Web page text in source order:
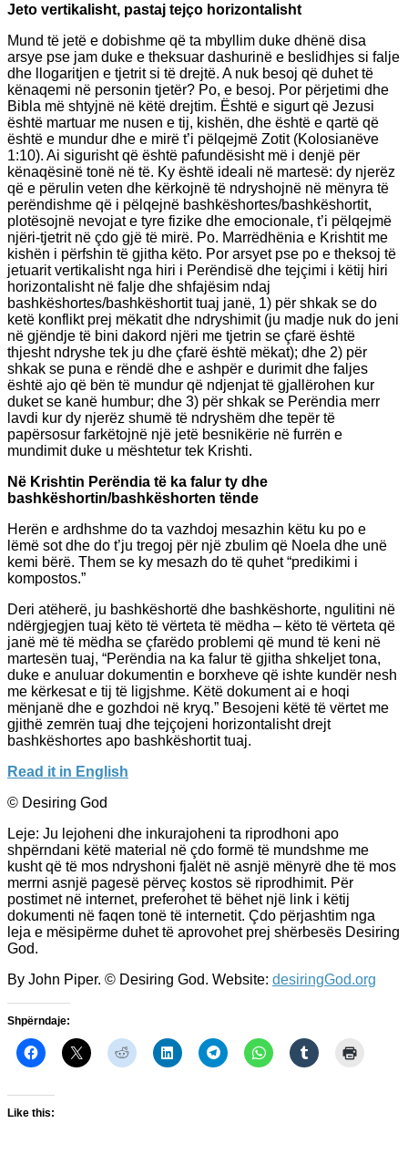
Jeto vertikalisht, pastaj tejço horizontalisht
Mund të jetë e dobishme që ta mbyllim duke dhënë disa
arsye pse jam duke e theksuar dashurinë e beslidhjes si falje
dhe llogaritjen e tjetrit si të drejtë. A nuk besoj që duhet të
kënaqemi në personin tjetër? Po, e besoj. Por përjetimi dhe
Bibla më shtyjnë në këtë drejtim. Është e sigurt që Jezusi
është martuar me nusen e tij, kishën, dhe është e qartë që
është e mundur dhe e mirë t’i pëlqejmë Zotit (Kolosianëve
1:10). Ai sigurisht që është pafundësisht më i denjë për
kënaqësinë tonë në të. Ky është ideali në martesë: dy njerëz
që e përulin veten dhe kërkojnë të ndryshojnë në mënyra të
perëndishme që i pëlqejnë bashkëshortes/bashkëshortit,
plotësojnë nevojat e tyre fizike dhe emocionale, t’i pëlqejmë
njëri-tjetrit në çdo gjë të mirë. Po. Marrëdhënia e Krishtit me
kishën i përfshin të gjitha këto. Por arsyet pse po e theksoj të
jetuarit vertikalisht nga hiri i Perëndisë dhe tejçimi i këtij hiri
horizontalisht në falje dhe shfajësim ndaj
bashkëshortes/bashkëshortit tuaj janë, 1) për shkak se do
ketë konflikt prej mëkatit dhe ndryshimit (ju madje nuk do jeni
në gjëndje të bini dakord njëri me tjetrin se çfarë është
thjesht ndryshe tek ju dhe çfarë është mëkat); dhe 2) për
shkak se puna e rëndë dhe e ashpër e durimit dhe faljes
është ajo që bën të mundur që ndjenjat të gjallërohen kur
duket se kanë humbur; dhe 3) për shkak se Perëndia merr
lavdi kur dy njerëz shumë të ndryshëm dhe tepër të
papërsosur farkëtojnë një jetë besnikërie në furrën e
mundimit duke u mështetur tek Krishti.
Në Krishtin Perëndia të ka falur ty dhe
bashkëshortin/bashkëshorten tënde
Herën e ardhshme do ta vazhdoj mesazhin këtu ku po e
lëmë sot dhe do t’ju tregoj për një zbulim që Noela dhe unë
kemi bërë. Them se ky mesazh do të quhet “predikimi i
kompostos.”
Deri atëherë, ju bashkëshortë dhe bashkëshorte, ngulitini në
ndërgjegjen tuaj këto të vërteta të mëdha – këto të vërteta që
janë më të mëdha se çfarëdo problemi që mund të keni në
martesën tuaj, “Perëndia na ka falur të gjitha shkeljet tona,
duke e anuluar dokumentin e borxheve që ishte kundër nesh
me kërkesat e tij të ligjshme. Këtë dokument ai e hoqi
mënjanë dhe e gozhdoi në kryq.” Besojeni këtë të vërtet me
gjithë zemrën tuaj dhe tejçojeni horizontalisht drejt
bashkëshortes apo bashkëshortit tuaj.
Read it in English
© Desiring God
Leje: Ju lejoheni dhe inkurajoheni ta riprodhoni apo
shpërndani këtë material në çdo formë të mundshme me
kusht që të mos ndryshoni fjalët në asnjë mënyrë dhe të mos
merrni asnjë pagesë përveç kostos së riprodhimit. Për
postimet në internet, preferohet të bëhet një link i këtij
dokumenti në faqen tonë të internetit. Çdo përjashtim nga
leja e mësipërme duhet të aprovohet prej shërbesës Desiring
God.
By John Piper. © Desiring God. Website: desiringGod.org
Shpërndaje:
Like this: